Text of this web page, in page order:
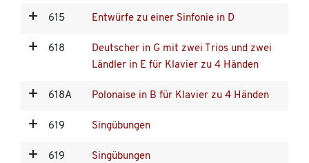
615 Entwürfe zu einer Sinfonie in D
618
Deutscher in G mit zwei Trios und zwei
Ländler in E für Klavier zu 4 Händen
618A Polonaise in B für Klavier zu 4 Händen
619 Singübungen
619 Singübungen